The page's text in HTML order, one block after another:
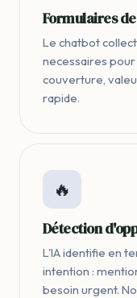
Formulaires
Le chatbot
necessaires
couverture,
rapide.
🔥
Détection
L'IA identifie en
intention :
besoin urgent.